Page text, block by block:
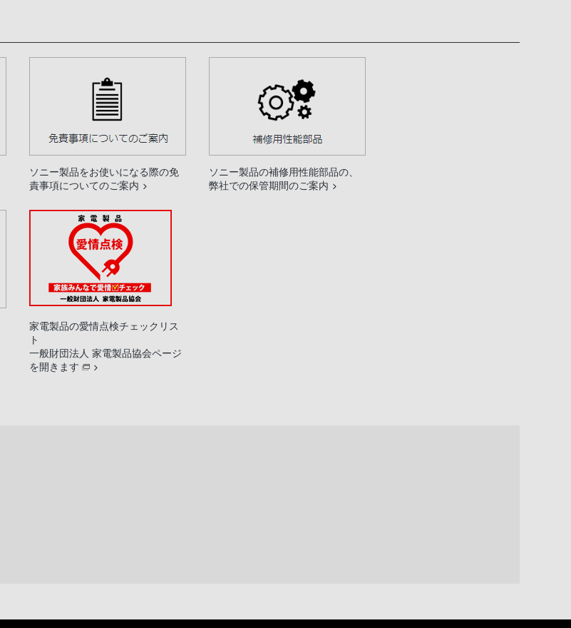
ソニー製品をお使いになる際の免
責事項についてのご案内
ソニー製品の補修用性能部品の、
弊社での保管期間のご案内
家電製品の愛情点検チェックリス
ト
一般財団法人 家電製品協会ページ
を開きます